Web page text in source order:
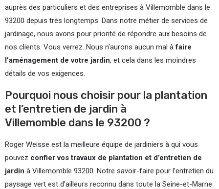
auprès des particuliers et des entreprises à Villemomble dans le
93200 depuis très longtemps. Dans notre métier de services de
jardinage, nous avons pour priorité de répondre aux besoins de
nos clients. Vous verrez. Nous n’aurons aucun mal àfaire
l’aménagement de votre jardin, et cela dans les moindres
détails de vos exigences.
Pourquoi nous choisir pour la plantation
et l’entretien de jardin à
Villemomble dans le 93200 ?
Roger Weisse est la meilleure équipe de jardiniers à qui vous
pouvez confier vos travaux de plantation et d’entretien de
jardin à Villemomble 93200. Notre savoir-faire pour l’entretien du
paysage vert est d’ailleurs reconnu dans toute la Seine-et-Marne.